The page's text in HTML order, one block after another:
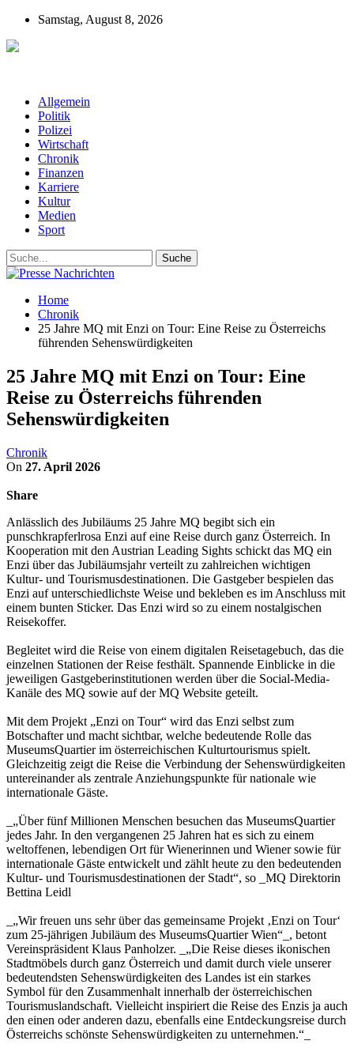
Samstag, August 8, 2026
Allgemein
Politik
Polizei
Wirtschaft
Chronik
Finanzen
Karriere
Kultur
Medien
Sport
Home
Chronik
25 Jahre MQ mit Enzi on Tour: Eine Reise zu Österreichs
führenden Sehenswürdigkeiten
25 Jahre MQ mit Enzi on Tour: Eine
Reise zu Österreichs führenden
Sehenswürdigkeiten
Chronik
On 27. April 2026
Share
Anlässlich des Jubiläums 25 Jahre MQ begibt sich ein
punschkrapferlrosa Enzi auf eine Reise durch ganz Österreich. In
Kooperation mit den Austrian Leading Sights schickt das MQ ein
Enzi über das Jubiläumsjahr verteilt zu zahlreichen wichtigen
Kultur- und Tourismusdestinationen. Die Gastgeber bespielen das
Enzi auf unterschiedlichste Weise und bekleben es im Anschluss mit
einem bunten Sticker. Das Enzi wird so zu einem nostalgischen
Reisekoffer.
Begleitet wird die Reise von einem digitalen Reisetagebuch, das die
einzelnen Stationen der Reise festhält. Spannende Einblicke in die
jeweiligen Gastgeberinstitutionen werden über die Social-Media-
Kanäle des MQ sowie auf der MQ Website geteilt.
Mit dem Projekt „Enzi on Tour“ wird das Enzi selbst zum
Botschafter und macht sichtbar, welche bedeutende Rolle das
MuseumsQuartier im österreichischen Kulturtourismus spielt.
Gleichzeitig zeigt die Reise die Verbindung der Sehenswürdigkeiten
untereinander als zentrale Anziehungspunkte für nationale wie
internationale Gäste.
_„Über fünf Millionen Menschen besuchen das MuseumsQuartier
jedes Jahr. In den vergangenen 25 Jahren hat es sich zu einem
weltoffenen, lebendigen Ort für Wienerinnen und Wiener sowie für
internationale Gäste entwickelt und zählt heute zu den bedeutenden
Kultur- und Tourismusdestinationen der Stadt“, so _MQ Direktorin
Bettina Leidl
_„Wir freuen uns sehr über das gemeinsame Projekt ‚Enzi on Tour‘
zum 25-jährigen Jubiläum des MuseumsQuartier Wien“_, betont
Vereinspräsident Klaus Panholzer. _„Die Reise dieses ikonischen
Stadtmöbels durch ganz Österreich und damit durch viele unserer
bedeutendsten Sehenswürdigkeiten des Landes ist ein starkes
Symbol für den Zusammenhalt innerhalb der österreichischen
Tourismuslandschaft. Vielleicht inspiriert die Reise des Enzis ja auch
den einen oder anderen dazu, ebenfalls eine Entdeckungsreise durch
Österreichs schönste Sehenswürdigkeiten zu unternehmen.“_